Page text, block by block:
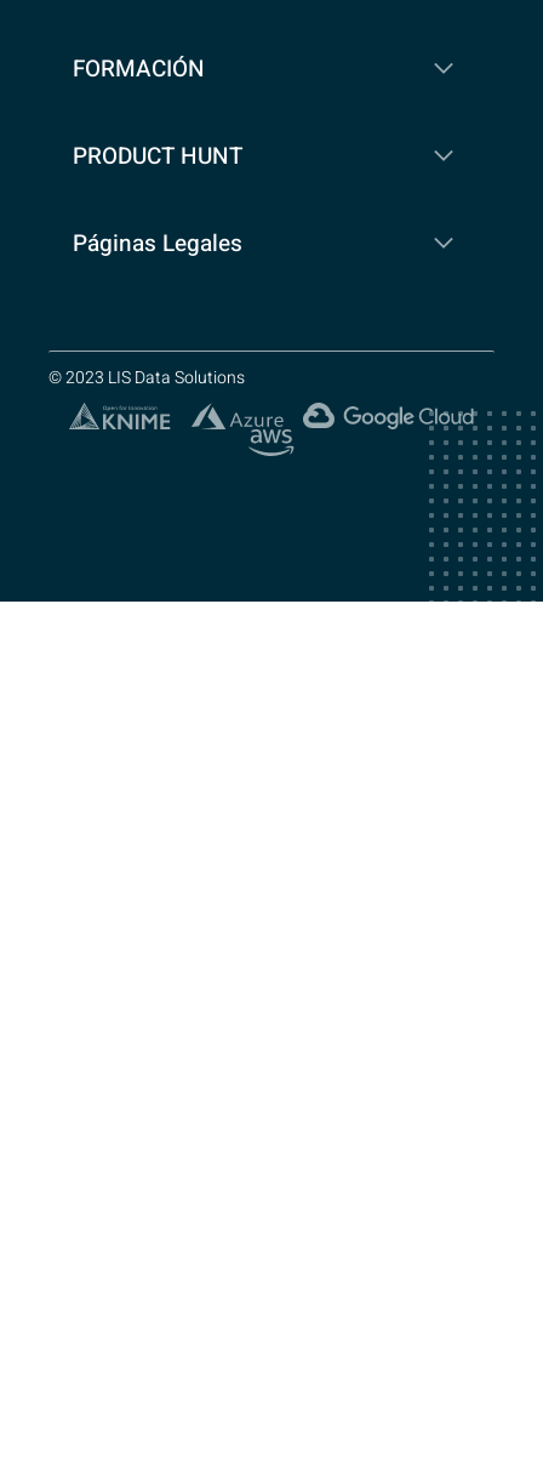
FORMACIÓN
PRODUCT HUNT
Páginas Legales
© 2023 LIS Data Solutions